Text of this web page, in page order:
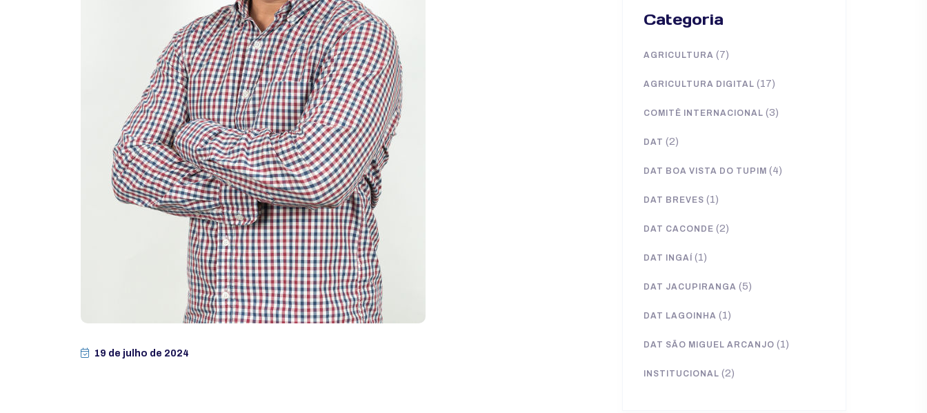
19 de julho de 2024
Categoria
AGRICULTURA (7)
AGRICULTURA DIGITAL (17)
COMITÊ INTERNACIONAL (3)
DAT (2)
DAT BOA VISTA DO TUPIM (4)
DAT BREVES (1)
DAT CACONDE (2)
DAT INGAÍ (1)
DAT JACUPIRANGA (5)
DAT LAGOINHA (1)
DAT SÃO MIGUEL ARCANJO (1)
INSTITUCIONAL (2)